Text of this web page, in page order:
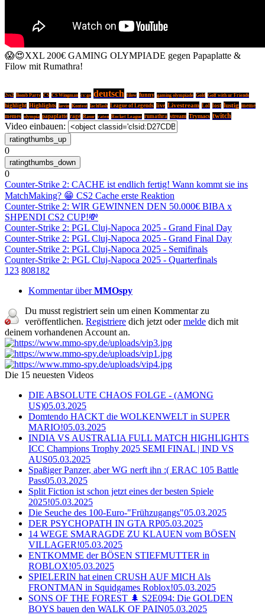
😱😍XXL 200€ GAMING OLYMPIADE gegen Papaplatte &
Filow mit Rumathra!
2vs2 Bomb Party CS CS Wingman cs:go deutsch filow funny gaming olympiade Gold Golf with ur Friends
highlight Highlights kevin Kontest lachflash League of Legends live Livestream Lol lost lustig meme
memes olympia papaplatte rage Rasur raten Rocket League rumathra stream Trymacs twitch
Video einbauen:
0
0
Counter-Strike 2: CACHE ist endlich fertig! Wann kommt sie ins
MatchMaking? 😁 CS2 Cache erste Reaktion
Counter-Strike 2: WIR GEWINNEN DEN 50.000€ BIBA x
SHPENDI CS2 CUP!💸
Counter-Strike 2: PGL Cluj-Napoca 2025 - Grand Final Day
Counter-Strike 2: PGL Cluj-Napoca 2025 - Grand Final Day
Counter-Strike 2: PGL Cluj-Napoca 2025 - Semifinals
Counter-Strike 2: PGL Cluj-Napoca 2025 - Quarterfinals
1 23 808182
Kommentar überMMOspy
Du musst registriert sein um einen Kommentar zu
veröffentlichen. Registriere dich jetzt odermelde dich mit
deinem vorhandenen Account an.
Die 15 neuesten Videos
DIE ABSOLUTE CHAOS FOLGE - (AMONG
US)05.03.2025
Domtendo HACKT die WOLKENWELT in SUPER
MARIO!05.03.2025
INDIA VS AUSTRALIA FULL MATCH HIGHLIGHTS
ICC Champions Trophy 2025 SEMI FINAL | IND VS
AUS05.03.2025
Spaßiger Panzer, aber WG nerft ihn :( ERAC 105 Battle
Pass05.03.2025
Split Fiction ist schon jetzt eines der besten Spiele
2025!05.03.2025
Die Seuche des 100-Euro-"Frühzugangs"05.03.2025
DER PSYCHOPATH IN GTA RP05.03.2025
14 WEGE SMARAGDE ZU KLAUEN vom BÖSEN
VILLAGER!05.03.2025
ENTKOMME der BÖSEN STIEFMUTTER in
ROBLOX!05.03.2025
SPIELERIN hat einen CRUSH AUF MICH Als
FRONTMAN in Squidgames Roblox!05.03.2025
SONS OF THE FOREST 🌲 S2E094: Die GOLDEN
BOYS bauen den WALK OF PAIN05.03.2025